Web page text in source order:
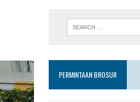
PERMINTAAN BROSUR